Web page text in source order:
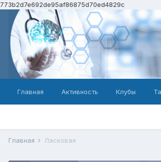
773b2d7e692de95af86875d70ed4829c
Главная Активность Клубы
Главная Ласковая